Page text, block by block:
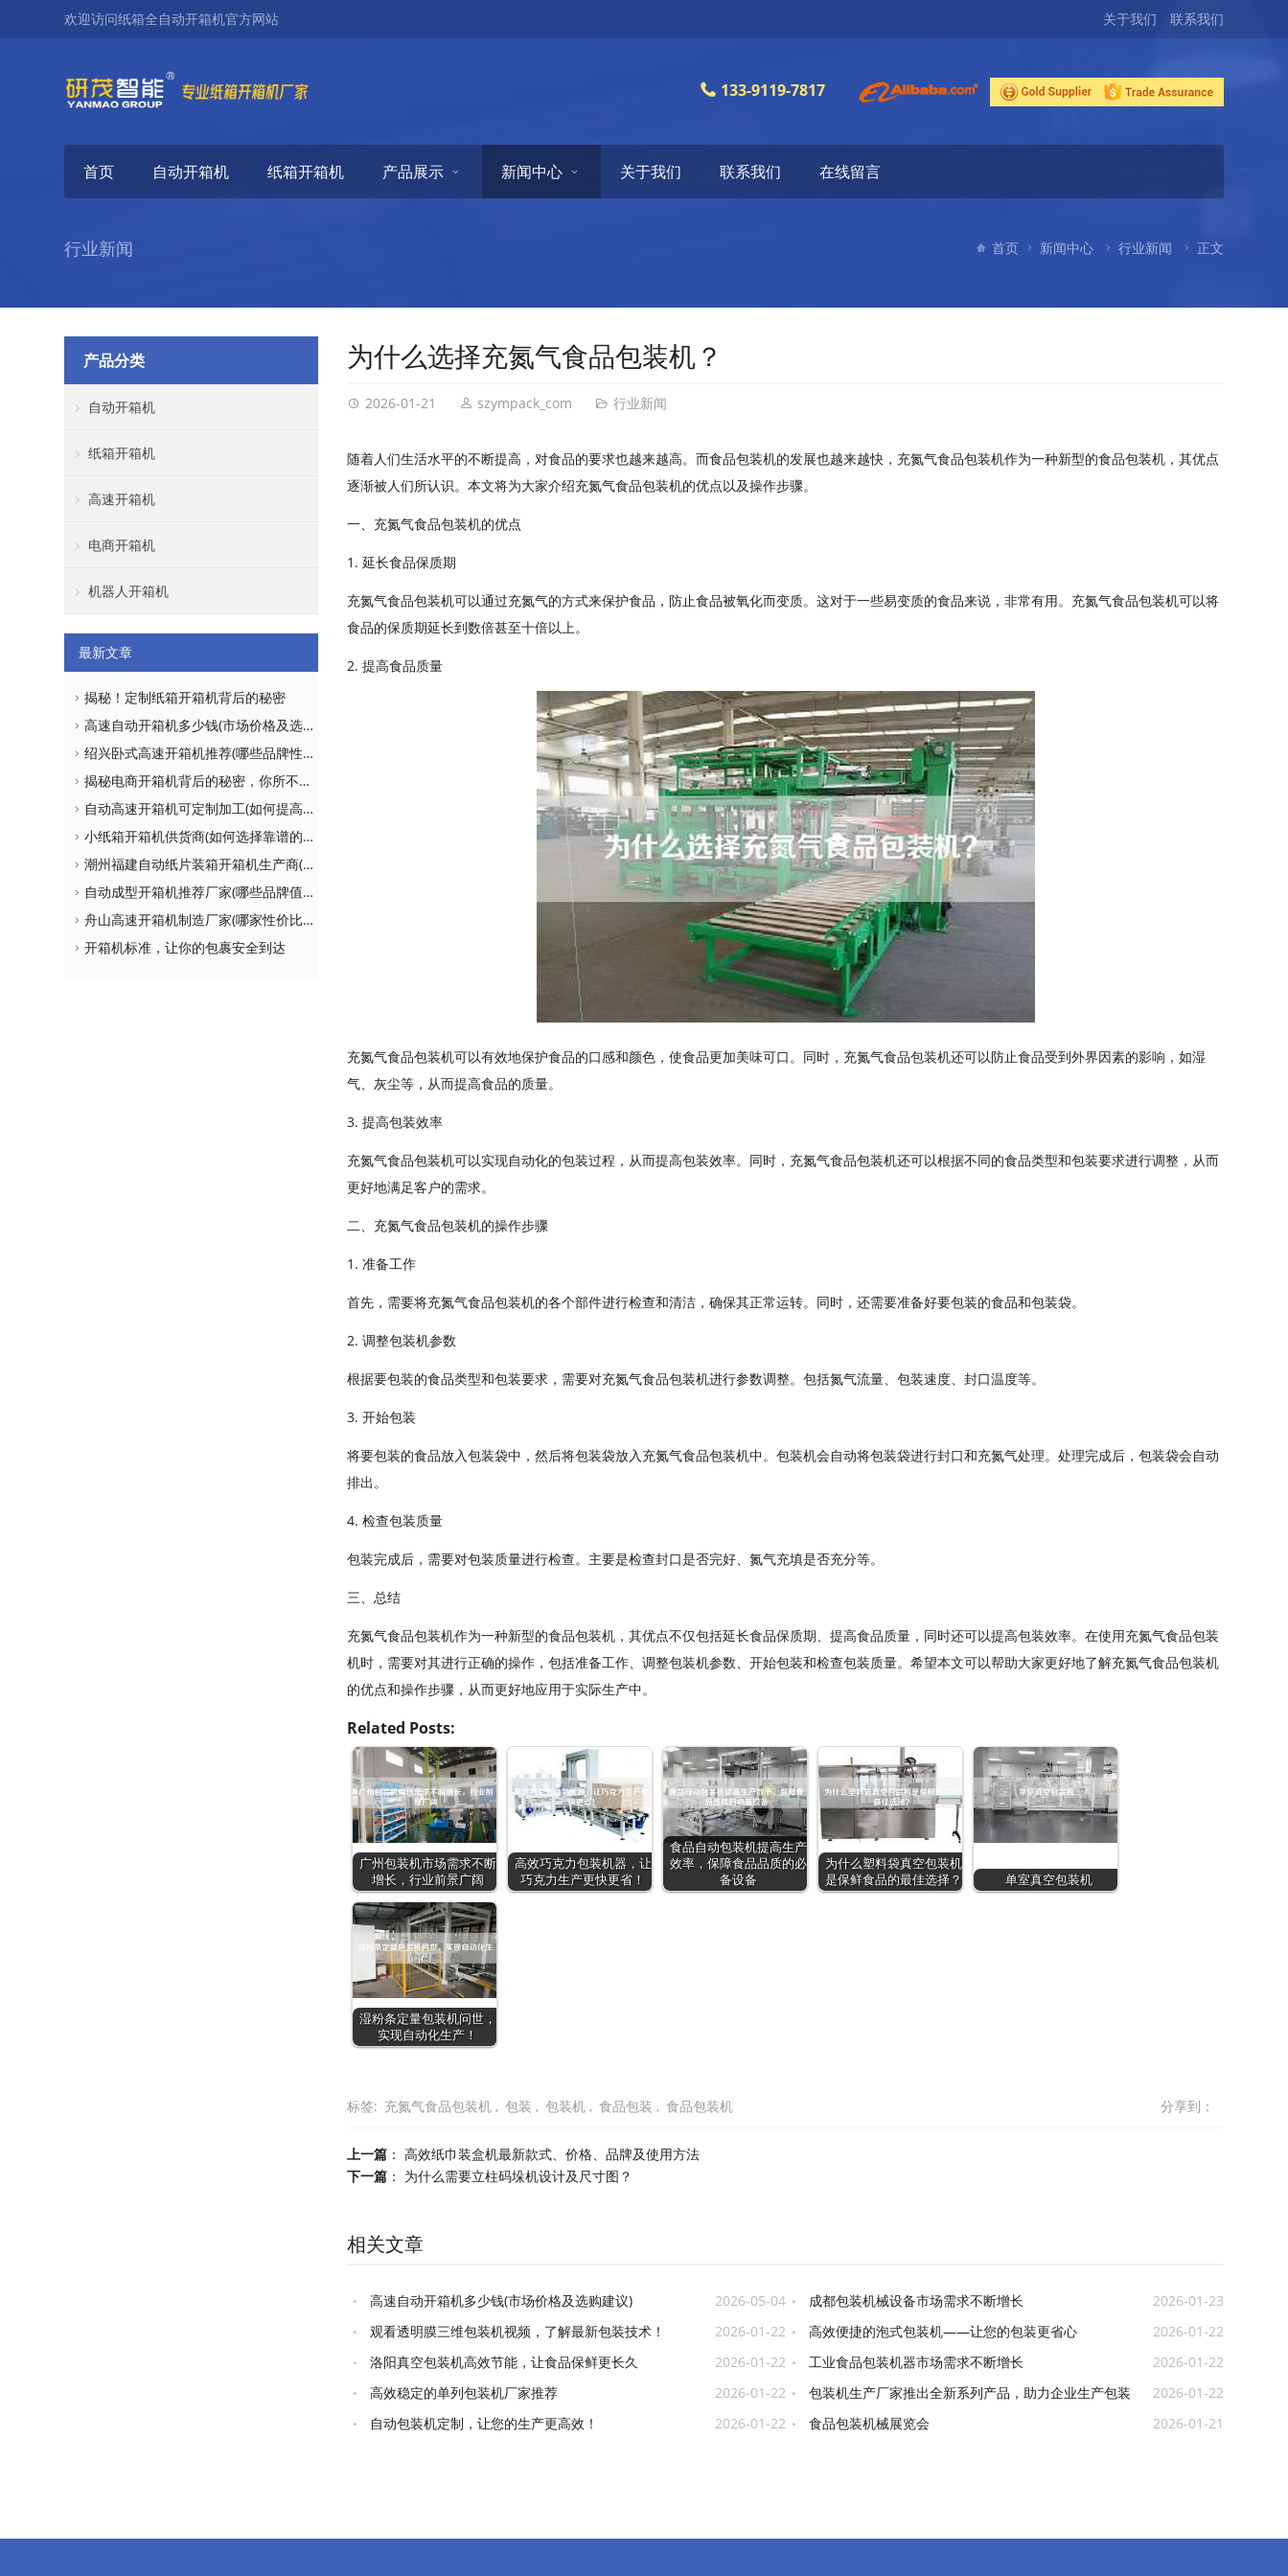
欢迎访问纸箱全自动开箱机官方网站 关于我们 联系我们
133-9119-7817
首页 自动开箱机 纸箱开箱机 产品展示 新闻中心 关于我们 联系我们 在线留言
行业新闻 首页 新闻中心 行业新闻 正文
为什么选择充氮气食品包装机？
2026-01-21 szympack_com 行业新闻
随着人们生活水平的不断提高，对食品的要求也越来越高。而食品包装机的发展也越来越快，充氮气食品包装机作为一种新型的食品包装机，其优点
逐渐被人们所认识。本文将为大家介绍充氮气食品包装机的优点以及操作步骤。
一、充氮气食品包装机的优点
1. 延长食品保质期
充氮气食品包装机可以通过充氮气的方式来保护食品，防止食品被氧化而变质。这对于一些易变质的食品来说，非常有用。充氮气食品包装机可以将
食品的保质期延长到数倍甚至十倍以上。
2. 提高食品质量
充氮气食品包装机可以有效地保护食品的口感和颜色，使食品更加美味可口。同时，充氮气食品包装机还可以防止食品受到外界因素的影响，如湿
气、灰尘等，从而提高食品的质量。
3. 提高包装效率
充氮气食品包装机可以实现自动化的包装过程，从而提高包装效率。同时，充氮气食品包装机还可以根据不同的食品类型和包装要求进行调整，从而
更好地满足客户的需求。
二、充氮气食品包装机的操作步骤
1. 准备工作
首先，需要将充氮气食品包装机的各个部件进行检查和清洁，确保其正常运转。同时，还需要准备好要包装的食品和包装袋。
2. 调整包装机参数
根据要包装的食品类型和包装要求，需要对充氮气食品包装机进行参数调整。包括氮气流量、包装速度、封口温度等。
3. 开始包装
将要包装的食品放入包装袋中，然后将包装袋放入充氮气食品包装机中。包装机会自动将包装袋进行封口和充氮气处理。处理完成后，包装袋会自动
排出。
4. 检查包装质量
包装完成后，需要对包装质量进行检查。主要是检查封口是否完好、氮气充填是否充分等。
三、总结
充氮气食品包装机作为一种新型的食品包装机，其优点不仅包括延长食品保质期、提高食品质量，同时还可以提高包装效率。在使用充氮气食品包装
机时，需要对其进行正确的操作，包括准备工作、调整包装机参数、开始包装和检查包装质量。希望本文可以帮助大家更好地了解充氮气食品包装机
的优点和操作步骤，从而更好地应用于实际生产中。
Related Posts:
广州包装机市场需求不断
增长，行业前景广阔
高效巧克力包装机器，让
巧克力生产更快更省！
食品自动包装机提高生产
效率，保障食品品质的必
备设备
为什么塑料袋真空包装机
是保鲜食品的最佳选择？
单室真空包装机
湿粉条定量包装机问世，
实现自动化生产！
标签: 充氮气食品包装机 , 包装 , 包装机 , 食品包装 , 食品包装机 分享到：
上一篇 ：高效纸巾装盒机最新款式、价格、品牌及使用方法
下一篇 ： 为什么需要立柱码垛机设计及尺寸图？
相关文章
2026-05-04
高速自动开箱机多少钱(市场价格及选购建议) 2026-01-23
成都包装机械设备市场需求不断增长
2026-01-22
观看透明膜三维包装机视频，了解最新包装技术！ 2026-01-22
高效便捷的泡式包装机——让您的包装更省心
2026-01-22
洛阳真空包装机高效节能，让食品保鲜更长久 2026-01-22
工业食品包装机器市场需求不断增长
2026-01-22
高效稳定的单列包装机厂家推荐 2026-01-22
包装机生产厂家推出全新系列产品，助力企业生产包装
更高效！
2026-01-22
自动包装机定制，让您的生产更高效！ 2026-01-21
食品包装机械展览会
产品分类
自动开箱机
纸箱开箱机
高速开箱机
电商开箱机
机器人开箱机
最新文章
揭秘！定制纸箱开箱机背后的秘密
高速自动开箱机多少钱(市场价格及选购建议)
绍兴卧式高速开箱机推荐(哪些品牌性价比更高)
揭秘电商开箱机背后的秘密，你所不知道的真相！
自动高速开箱机可定制加工(如何提高生产效率)
小纸箱开箱机供货商(如何选择靠谱的供应商)
潮州福建自动纸片装箱开箱机生产商(如何选择更适合自己的设备)
自动成型开箱机推荐厂家(哪些品牌值得购买)
舟山高速开箱机制造厂家(哪家性价比更高)
开箱机标准，让你的包裹安全到达